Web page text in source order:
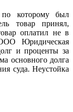
по которому был
товар принял,
оплатил не в
Юридическая
и проценты за
основного долга
суда. Неустойка